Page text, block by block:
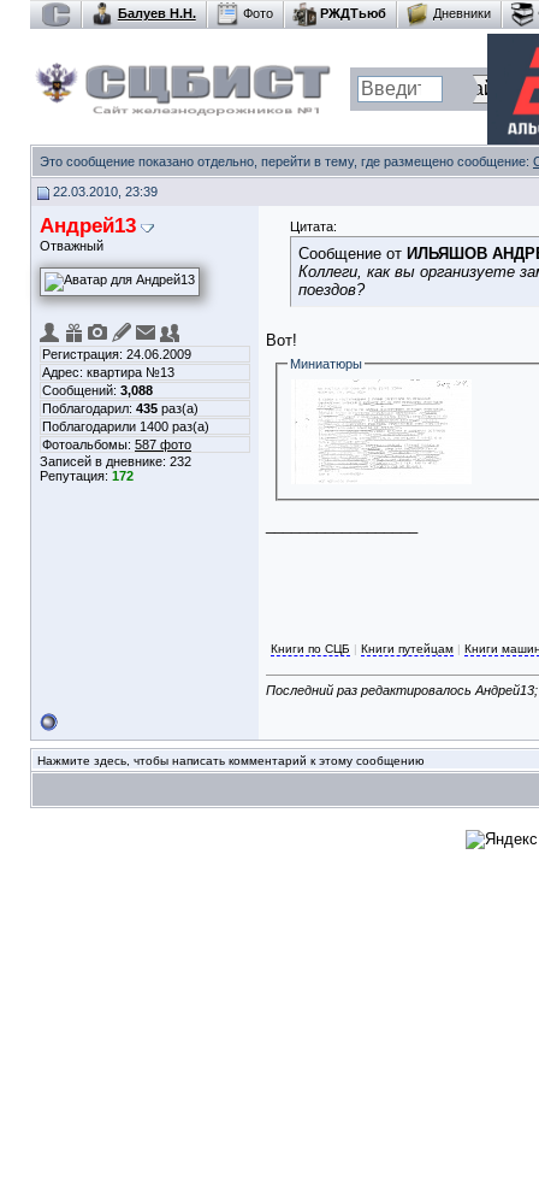
Балуев Н.Н. Фото РЖДТьюб Дневники
Это сообщение показано отдельно, перейти в тему, где размещено сообщение:
22.03.2010, 23:39
Андрей13
Отважный
Регистрация: 24.06.2009
Адрес: квартира №13
Сообщений: 3,088
Поблагодарил: 435 раз(а)
Поблагодарили 1400 раз(а)
Фотоальбомы: 587 фото
Записей в дневнике: 232
Репутация: 172
Цитата:
Сообщение от ИЛЬЯШОВ
Коллеги, как вы организуете
поездов?
Вот!
Миниатюры
Книги по СЦБ | Книги путейцам| Книги
Последний раз редактировалось
Нажмите здесь, чтобы написать комментарий к этому сообщению